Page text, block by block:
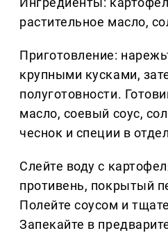
растительное масло,
Приготовление:
крупными кусками,
полуготовности.
масло, соевый соус,
чеснок и специи в
Слейте воду с
противень, покрытый
Полейте соусом и
Запекайте в